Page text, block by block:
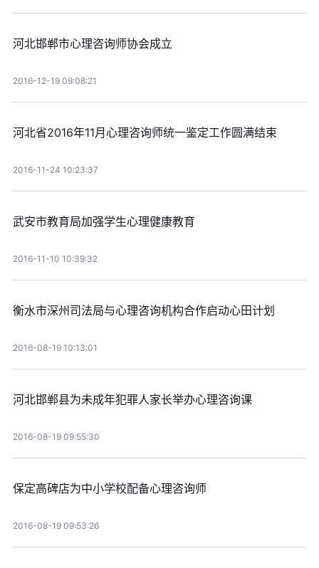
河北邯郸市心理咨询师协会成立
2016-12-19 09:08:21
河北省2016年11月心理咨询师统一鉴定工作圆满结束
2016-11-24 10:23:37
武安市教育局加强学生心理健康教育
2016-11-10 10:39:32
衡水市深州司法局与心理咨询机构合作启动心田计划
2016-08-19 10:13:01
河北邯郸县为未成年犯罪人家长举办心理咨询课
2016-08-19 09:55:30
保定高碑店为中小学校配备心理咨询师
2016-08-19 09:53:26